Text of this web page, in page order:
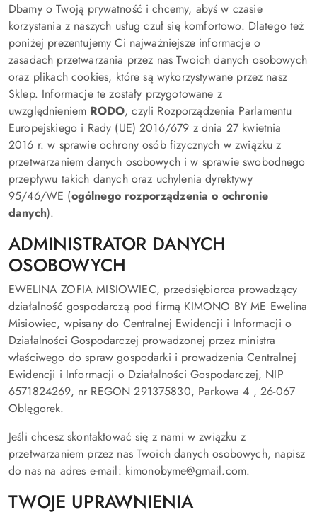
Dbamy o Twoją prywatność i chcemy, abyś w czasie
korzystania z naszych usług czuł się komfortowo. Dlatego też
poniżej prezentujemy Ci najważniejsze informacje o
zasadach przetwarzania przez nas Twoich danych osobowych
oraz plikach cookies, które są wykorzystywane przez nasz
Sklep. Informacje te zostały przygotowane z
uwzględnieniem RODO, czyli Rozporządzenia Parlamentu
Europejskiego i Rady (UE) 2016/679 z dnia 27 kwietnia
2016 r. w sprawie ochrony osób fizycznych w związku z
przetwarzaniem danych osobowych i w sprawie swobodnego
przepływu takich danych oraz uchylenia dyrektywy
95/46/WE (ogólnego rozporządzenia o ochronie
danych).
ADMINISTRATOR DANYCH
OSOBOWYCH
EWELINA ZOFIA MISIOWIEC, przedsiębiorca prowadzący
działalność gospodarczą pod firmą KIMONO BY ME Ewelina
Misiowiec, wpisany do Centralnej Ewidencji i Informacji o
Działalności Gospodarczej prowadzonej przez ministra
właściwego do spraw gospodarki i prowadzenia Centralnej
Ewidencji i Informacji o Działalności Gospodarczej, NIP
6571824269, nr REGON 291375830, Parkowa 4 , 26-067
Oblęgorek.
Jeśli chcesz skontaktować się z nami w związku z
przetwarzaniem przez nas Twoich danych osobowych, napisz
do nas na adres e-mail: kimonobyme@gmail.com.
TWOJE UPRAWNIENIA